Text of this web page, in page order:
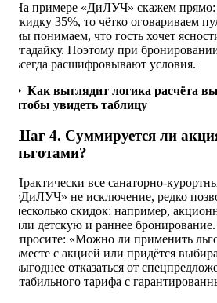
На примере «ДиЛУЧ» скажем прямо:
скидку 35%, то чётко оговариваем
мы понимаем, что гость хочет
угадайку. Поэтому при
всегда расшифровывают условия.
Как выглядит логика расчёта
чтобы увидеть таблицу
Шаг 4. Суммируется ли
льготами?
Практически все санаторно-
«ДиЛУЧ» не исключение, редко
несколько скидок: например,
или детскую и раннее
спросите: «Можно ли применить
вместе с акцией или придётся
выгоднее отказаться от
стабильного тарифа с